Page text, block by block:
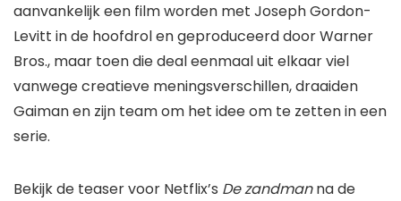
aanvankelijk een film worden met Joseph Gordon-
Levitt in de hoofdrol en geproduceerd door Warner
Bros., maar toen die deal eenmaal uit elkaar viel
vanwege creatieve meningsverschillen, draaiden
Gaiman en zijn team om het idee om te zetten in een
serie.
Bekijk de teaser voor Netflix’s De zandmanna de